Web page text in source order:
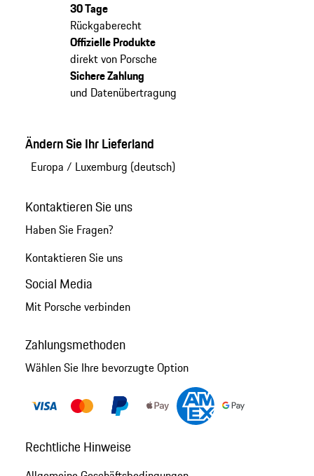
30 Tage
Rückgaberecht
Offizielle Produkte
direkt von Porsche
Sichere Zahlung
und Datenübertragung
Ändern Sie Ihr Lieferland
Europa / Luxemburg (deutsch)
Kontaktieren Sie uns
Haben Sie Fragen?
Kontaktieren Sie uns
Social Media
Mit Porsche verbinden
Zahlungsmethoden
Wählen Sie Ihre bevorzugte Option
Rechtliche Hinweise